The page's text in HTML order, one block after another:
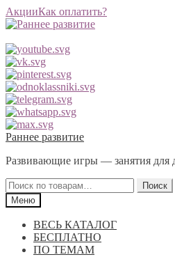
АкцииКак оплатить?
Перейти
навигации
Перейти
содержимому
Раннее развитие
Развивающие игры — занятия для
Искать:
Поиск
Меню
ВЕСЬ КАТАЛОГ
БЕСПЛАТНО
ПО ТЕМАМ